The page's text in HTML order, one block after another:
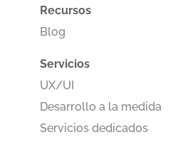
Recursos
Blog
Servicios
UX/UI
Desarrollo a la medida
Servicios dedicados